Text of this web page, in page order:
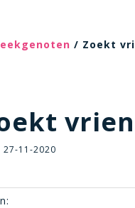
/ Zoekt
27-11-2020